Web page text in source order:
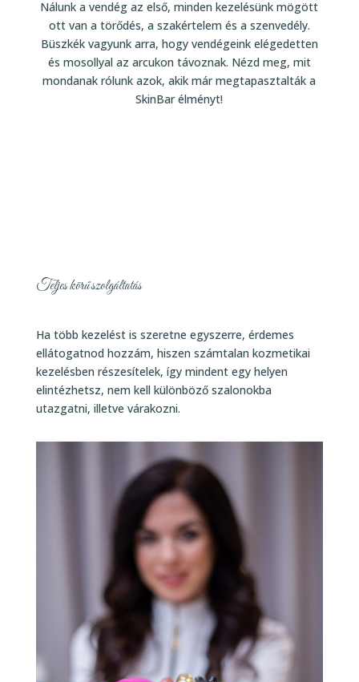
Nálunk a vendég az első, minden kezelésünk mögött
ott van a törődés, a szakértelem és a szenvedély.
Büszkék vagyunk arra, hogy vendégeink elégedetten
és mosollyal az arcukon távoznak. Nézd meg, mit
mondanak rólunk azok, akik már megtapasztalták a
SkinBar élményt!
Teljes körű szolgáltatás
Ha több kezelést is szeretne egyszerre, érdemes
ellátogatnod hozzám, hiszen számtalan kozmetikai
kezelésben részesítelek, így mindent egy helyen
elintézhetsz, nem kell különböző szalonokba
utazgatni, illetve várakozni.